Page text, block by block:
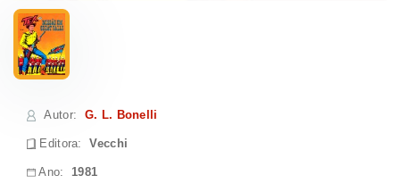
Autor: G. L. Bonelli
Editora:Vecchi
Ano: 1981